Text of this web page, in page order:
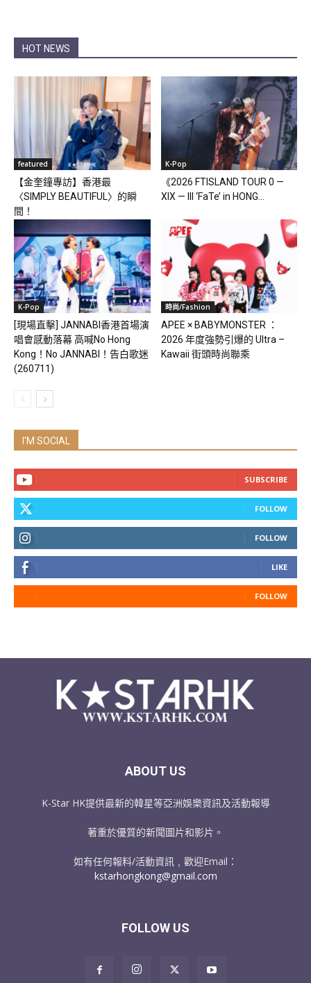
HOT NEWS
featured
【金奎鐘專訪】香港最
〈SIMPLY BEAUTIFUL〉的瞬
間！
K-Pop
《2026 FTISLAND TOUR 0 —
XIX — III ‘FaTe’ in HONG...
K-Pop
[現場直擊] JANNABI香港首場演
唱會感動落幕 高喊No Hong
Kong！No JANNABI！告白歌迷
(260711)
時尚/Fashion
APEE × BABYMONSTER ：
2026 年度強勢引爆的 Ultra –
Kawaii 街頭時尚聯乘
I'M SOCIAL
SUBSCRIBE
FOLLOW
FOLLOW
LIKE
FOLLOW
ABOUT US
K-Star HK提供最新的韓星等亞洲娛樂資訊及活動報導
著重於優質的新聞圖片和影片。
如有任何報料/活動資訊﹐歡迎Email：
kstarhongkong@gmail.com
FOLLOW US